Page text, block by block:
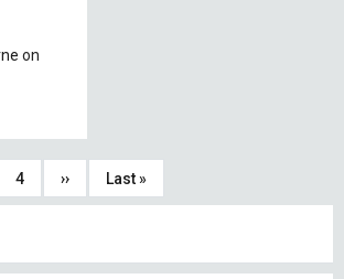
on
Page
4 Next
›› Last
Last »